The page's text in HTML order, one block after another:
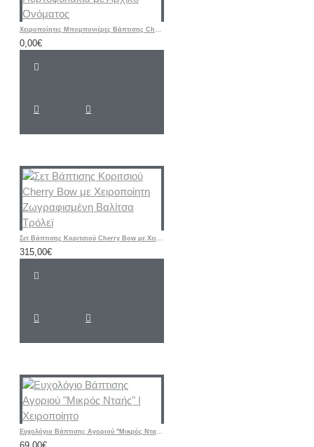
Χειροποίητες Μπομπονιέρες Βάπτισης Cherry – Υφασμάτινα Πορτοφολάκια με Αρχικό Ονόματος
0,00€
Σετ Βάπτισης Κοριτσιού Cherry Bow με Χειροποίητη Ζωγραφισμένη Βαλίτσα Τρόλεϊ
315,00€
Ευχολόγιο Βάπτισης Αγοριού "Μικρός Νταής" | Χειροποίητο